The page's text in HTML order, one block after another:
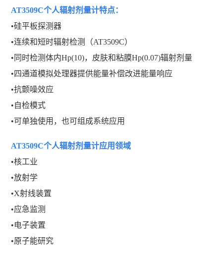
AT3509C个人辐射剂量计特点：
•硅平板探测器
•连续和短时辐射检测（AT3509C）
•同时检测体内Hp(10)，皮肤和粘膜Hp(0.07)辐射剂量
•四通道模拟处理器提供能量补偿改进能量响应
•抗颤噪效应
•自检模式
•可单独使用，也可组成系统应用
AT3509C个人辐射剂量计应用领域
•核工业
•放射学
•X射线装置
•应急监测
•电子装置
•原子能研究